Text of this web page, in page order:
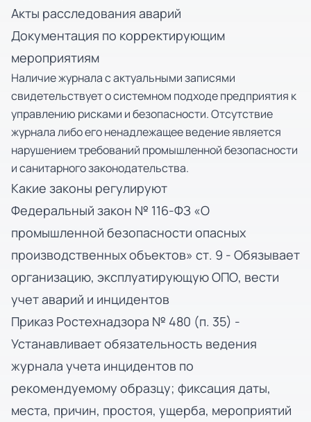
Акты расследования аварий
Документация по корректирующим
мероприятиям
Наличие журнала с актуальными записями
свидетельствует о системном подходе предприятия к
управлению рисками и безопасности. Отсутствие
журнала либо его ненадлежащее ведение является
нарушением требований промышленной безопасности
и санитарного законодательства.
Какие законы регулируют
Федеральный закон № 116-ФЗ «О
промышленной безопасности опасных
производственных объектов» ст. 9 - Обязывает
организацию, эксплуатирующую ОПО, вести
учет аварий и инцидентов
Приказ Ростехнадзора № 480 (п. 35) -
Устанавливает обязательность ведения
журнала учета инцидентов по
рекомендуемому образцу; фиксация даты,
места, причин, простоя, ущерба, мероприятий